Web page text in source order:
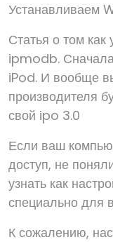
Устанавливаем
Статья о том
ipmodb.
iPod. И вообще
производителя
свой ipo 3.0
Если ваш
доступ, не
узнать как
специально для
К сожалению,